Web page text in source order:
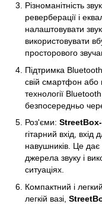
Різноманітність
реверберації і
налаштовувати
використовувати
просторового
Підтримка
свій смартфон або
технології
безпосередньо
Роз'єми:
гітарний вхід, вхід
навушників. Це дає
джерела звуку і
ситуаціях.
Компактний і
легкій вазі,